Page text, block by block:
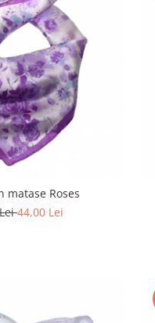
matase Roses
44,00 Lei